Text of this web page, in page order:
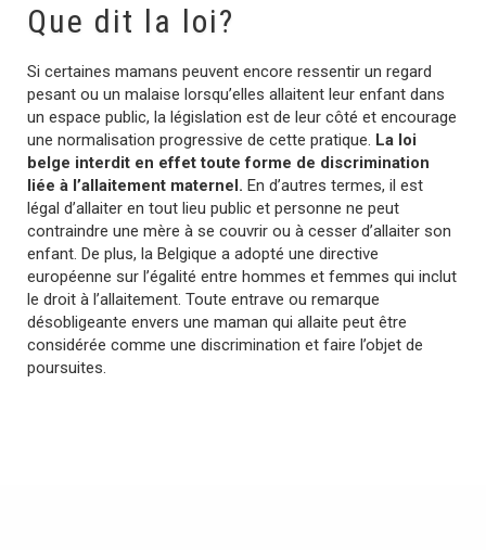
Que dit la loi?
Si certaines mamans peuvent encore ressentir un regard
pesant ou un malaise lorsqu’elles allaitent leur enfant dans
un espace public, la législation est de leur côté et encourage
une normalisation progressive de cette pratique. La loi
belge interdit en effet toute forme de discrimination
liée à l’allaitement maternel. En d’autres termes, il est
légal d’allaiter en tout lieu public et personne ne peut
contraindre une mère à se couvrir ou à cesser d’allaiter son
enfant. De plus, la Belgique a adopté une directive
européenne sur l’égalité entre hommes et femmes qui inclut
le droit à l’allaitement. Toute entrave ou remarque
désobligeante envers une maman qui allaite peut être
considérée comme une discrimination et faire l’objet de
poursuites.